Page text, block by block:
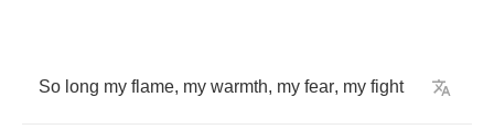
So long my flame, my warmth, my fear, my fight